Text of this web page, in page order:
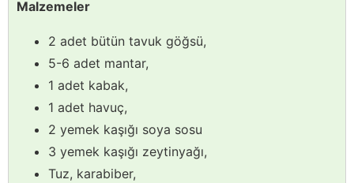
Malzemeler
2 adet bütün tavuk göğsü,
5-6 adet mantar,
1 adet kabak,
1 adet havuç,
2 yemek kaşığı soya sosu
3 yemek kaşığı zeytinyağı,
Tuz, karabiber,